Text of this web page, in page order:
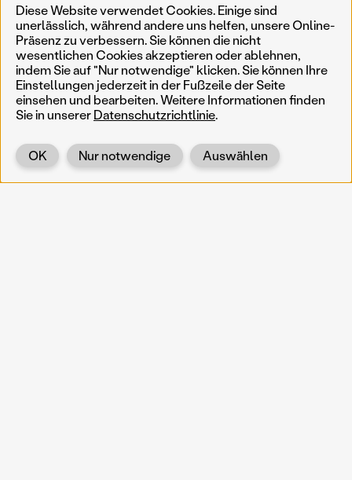
Diese Website verwendet Cookies. Einige sind
unerlässlich, während andere uns helfen, unsere Online-
Präsenz zu verbessern. Sie können die nicht
wesentlichen Cookies akzeptieren oder ablehnen,
indem Sie auf "Nur notwendige" klicken. Sie können Ihre
Einstellungen jederzeit in der Fußzeile der Seite
einsehen und bearbeiten. Weitere Informationen finden
Sie in unsererDatenschutzrichtlinie.
Auswählen
Nur notwendige
OK